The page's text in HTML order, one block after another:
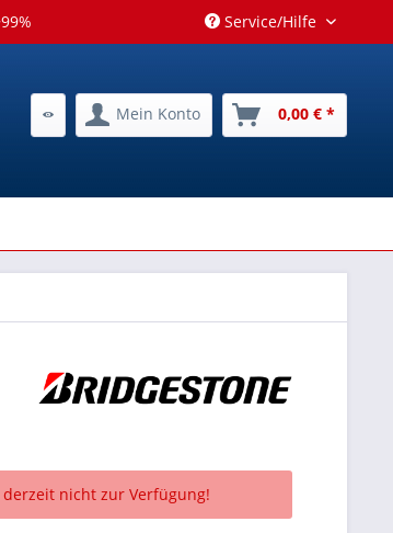
Service/Hilfe
Mein Konto 0,00 € *
nicht zur Verfügung!